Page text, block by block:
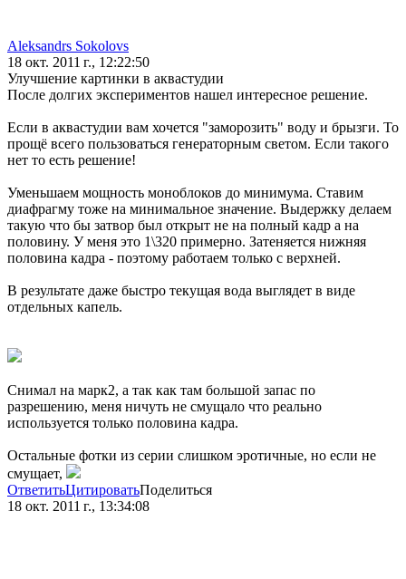
Aleksandrs Sokolovs
18 окт. 2011 г., 12:22:50
Улучшение картинки в аквастудии
После долгих экспериментов нашел интересное решение.
Если в аквастудии вам хочется "заморозить" воду и брызги. То
прощё всего пользоваться генераторным светом. Если такого
нет то есть решение!
Уменьшаем мощность моноблоков до минимума. Ставим
диафрагму тоже на минимальное значение. Выдержку делаем
такую что бы затвор был открыт не на полный кадр а на
половину. У меня это 1\320 примерно. Затеняется нижняя
половина кадра - поэтому работаем только с верхней.
В результате даже быстро текущая вода выглядет в виде
отдельных капель.
Снимал на марк2, а так как там большой запас по
разрешению, меня ничуть не смущало что реально
используется только половина кадра.
Остальные фотки из серии слишком эротичные, но если не
смущает,
ОтветитьЦитироватьПоделиться
18 окт. 2011 г., 13:34:08